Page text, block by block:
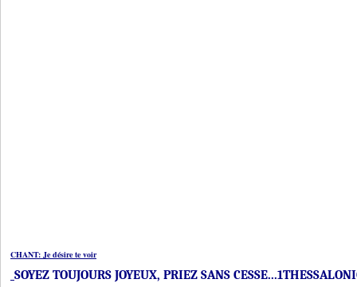
CHANT: Je désire te voir
SOYEZ TOUJOURS JOYEUX, PRIEZ SANS